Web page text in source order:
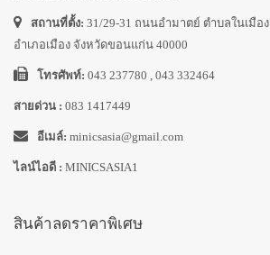
สถานที่ตั้ง: 31/29-31 ถนนอำมาตย์ ตำบลในเมือง
อำเภอเมือง จังหวัดขอนแก่น 40000
โทรศัพท์: 043 237780 , 043 332464
สายด่วน : 083 1417449
อีเมล์: minicsasia@gmail.com
ไลน์ไอดี : MINICSASIA1
สินค้าลดราคาพิเศษ